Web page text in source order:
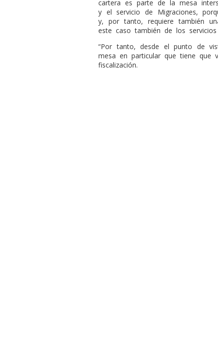
cartera es parte de la mesa
y el servicio de Migraciones,
y, por tanto, requiere también
este caso también de los
“Por tanto, desde el punto de
mesa en particular que tiene que
fiscalización.